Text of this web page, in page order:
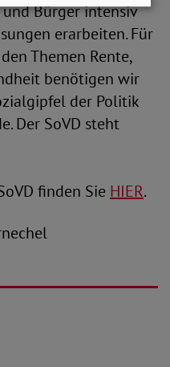
Bürger intensiv
erarbeiten. Für
Themen Rente,
benötigen wir
der Politik
Der SoVD steht
finden Sie HIER.